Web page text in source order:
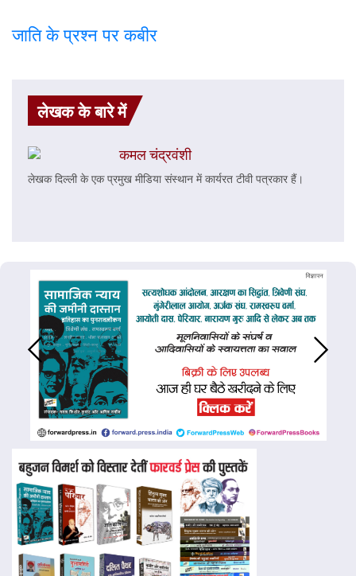
जाति के प्रश्न पर कबीर
लेखक के बारे में
कमल चंद्रवंशी
लेखक दिल्ली के एक प्रमुख मीडिया संस्थान में कार्यरत टीवी पत्रकार हैं।